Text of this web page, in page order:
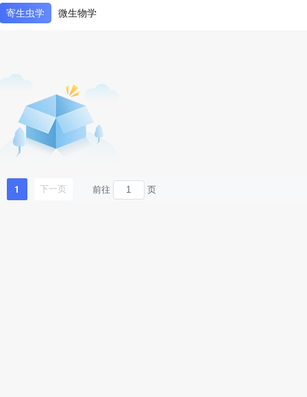
件应急处置 中医基础医学
寄生虫学 微生物学
1 下一页 前往 页